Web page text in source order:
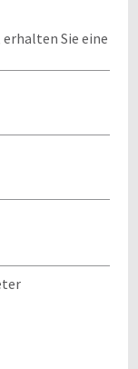
erhalten Sie eine